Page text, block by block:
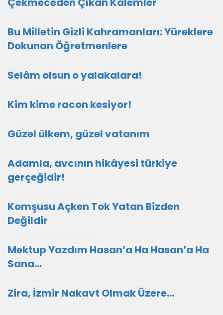
Bu Milletin Gizli Kahramanları: Yüreklere
Dokunan Öğretmenlere
Selâm olsun o yalakalara!
Kim kime racon kesiyor!
Güzel ülkem, güzel vatanım
Adamla, avcının hikâyesi türkiye
gerçeğidir!
Komşusu Açken Tok Yatan Bizden
Değildir
Mektup Yazdım Hasan’a Ha Hasan’a Ha
Sana…
Zira, İzmir Nakavt Olmak Üzere…